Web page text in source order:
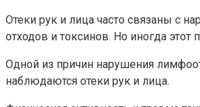
Отеки рук и лица часто связаны с
отходов и токсинов. Но иногда этот
Одной из причин нарушения
наблюдаются отеки рук и лица.